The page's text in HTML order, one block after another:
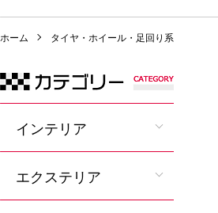
ホーム タイヤ・ホイール・足回り系
インテリア
エクステリア